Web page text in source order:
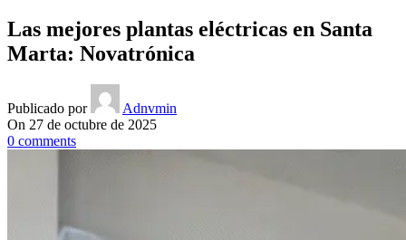
Las mejores plantas eléctricas en Santa
Marta: Novatrónica
Publicado por
Adnvmin
On 27 de octubre de 2025
0 comments